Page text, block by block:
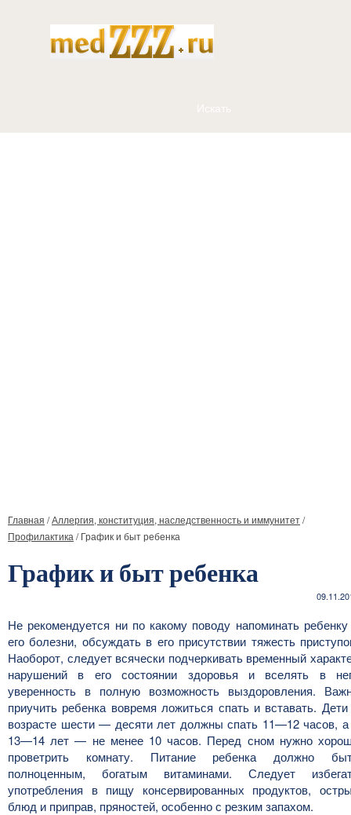
Главная /Аллергия, конституция, наследственность и иммунитет/
Профилактика /График и быт ребенка
График и быт ребенка
Не рекомендуется ни по какому поводу напоминать
его болезни, обсуждать в его присутствии тяжесть
Наоборот, следует всячески подчеркивать временный
нарушений в его состоянии здоровья и вселять в
уверенность в полную возможность выздоровления.
приучить ребенка вовремя ложиться спать и вставать.
возрасте шести — десяти лет должны спать 11—12 часов,
13—14 лет — не менее 10 часов. Перед сном нужно
проветрить комнату. Питание ребенка должно
полноценным, богатым витаминами. Следует
употребления в пищу консервированных продуктов,
блюд и приправ, пряностей, особенно с резким запахом.